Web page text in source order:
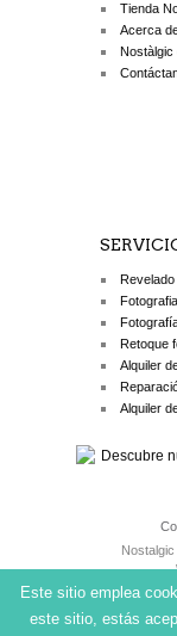
Tienda
Acerca
Retoque
Alquiler
Alquiler
Este sitio emplea
este sitio, estás